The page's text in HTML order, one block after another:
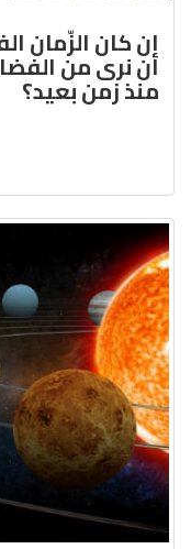
إن كان الزّمان
أن نرى من
منذ زمن بعيد؟